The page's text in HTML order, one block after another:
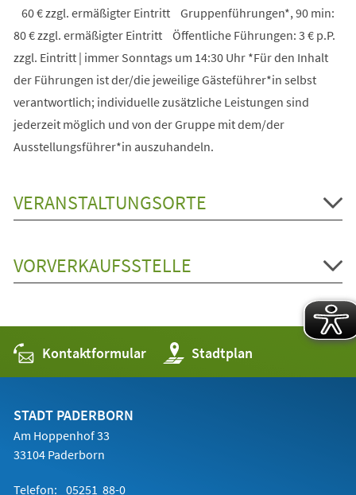
60 € zzgl. ermäßigter Eintritt Gruppenführungen*, 90 min:
80 € zzgl. ermäßigter Eintritt Öffentliche Führungen: 3 € p.P.
zzgl. Eintritt | immer Sonntags um 14:30 Uhr *Für den Inhalt
der Führungen ist der/die jeweilige Gästeführer*in selbst
verantwortlich; individuelle zusätzliche Leistungen sind
jederzeit möglich und von der Gruppe mit dem/der
Ausstellungsführer*in auszuhandeln.
VERANSTALTUNGSORTE
VORVERKAUFSSTELLE
Kontaktformular Stadtplan
(Öffnet
in
einem
STADT PADERBORN
Am Hoppenhof 33
33104 Paderborn
Telefon: 05251 88-0